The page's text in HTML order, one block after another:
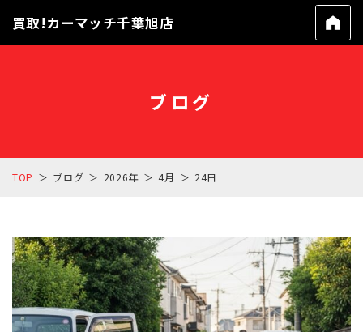
買取!カーマッチ千葉旭店
ブログ
TOP ブログ 2026年 4月 24日